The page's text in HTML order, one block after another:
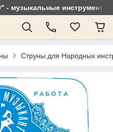
- музыкальные
Струны для Народных